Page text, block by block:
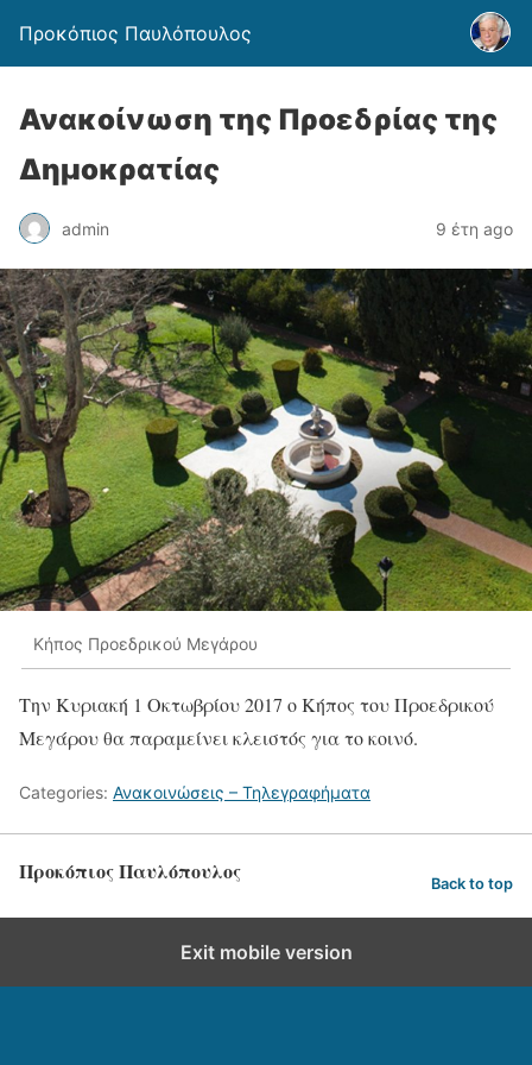
Προκόπιος Παυλόπουλος
Ανακοίνωση της Προεδρίας της
Δημοκρατίας
admin 9 έτη ago
Κήπος Προεδρικού Μεγάρου
Την Κυριακή 1 Οκτωβρίου 2017 ο Κήπος του Προεδρικού
Μεγάρου θα παραμείνει κλειστός για το κοινό.
Categories: Ανακοινώσεις – Τηλεγραφήματα
Προκόπιος Παυλόπουλος Back to top
Exit mobile version